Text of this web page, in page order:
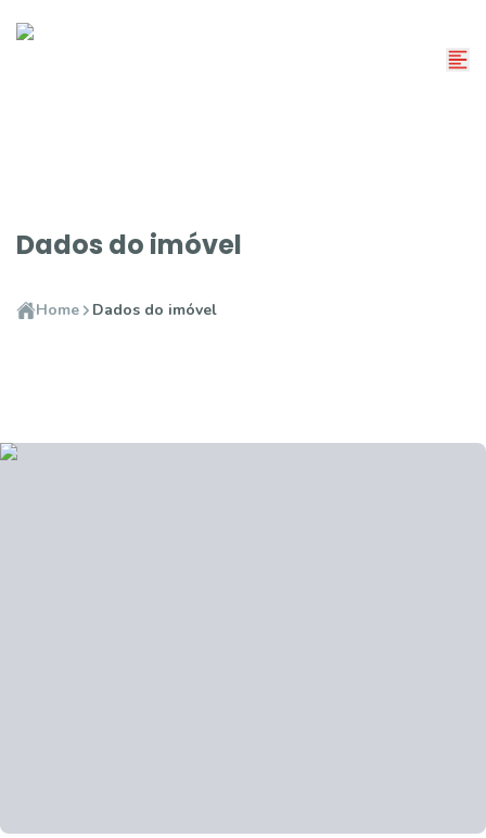
Dados do imóvel
Home Dados do imóvel